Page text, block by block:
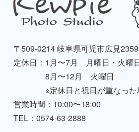
〒509-0214 岐阜県可児市広見
定休日： 1月〜7月 月曜日・火曜
8月〜12月 火曜日
※定休日と祝日が重なった
営業時間：10:00〜18:00
TEL：0574-63-2888